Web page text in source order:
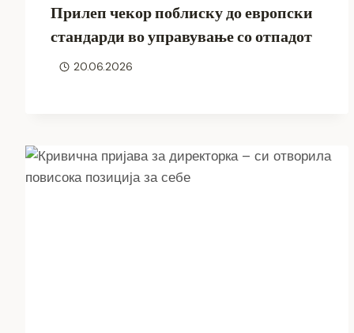
Прилеп чекор поблиску до европски
стандарди во управување со отпадот
20.06.2026